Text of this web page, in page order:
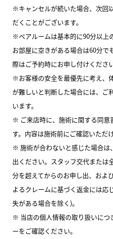
※キャンセルが続いた場合、次回
だくことがございます。
※ペアルームは基本的に90分以上
お部屋に空きがある場合は60分で
際はご予約時にお申し付けください
※お客様の安全を最優先に考え、
が難しいと判断した場合には、ご
います。
※ ご来店時に、施術に関する同意
す。内容は施術前にご確認いただけ
※ 施術が合わないと感じた場合は
出ください。スタッフ交代または
分を超えてからのお申し出、およ
よるクレームに基づく返金には応
失がある場合を除く)。
※ 当店の個人情報の取り扱いにつ
ーをご確認ください。